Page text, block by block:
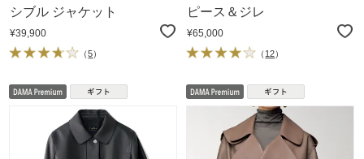
シブル ジャケット
¥39,900
（5）
ピース＆ジレ
¥65,000
（ 12）